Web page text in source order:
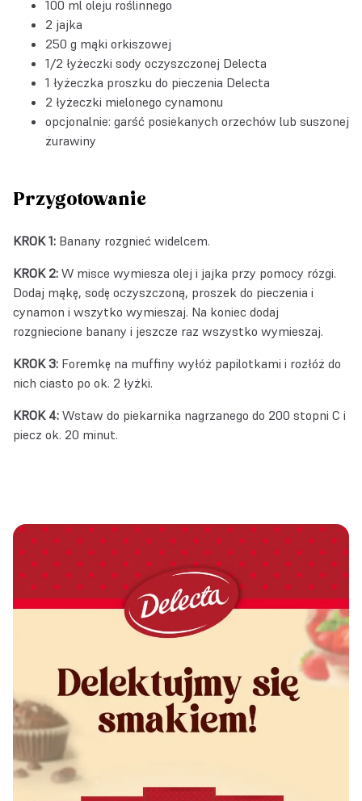
100 ml oleju roślinnego
2 jajka
250 g mąki orkiszowej
1/2 łyżeczki sody oczyszczonej Delecta
1 łyżeczka proszku do pieczenia Delecta
2 łyżeczki mielonego cynamonu
opcjonalnie: garść posiekanych orzechów lub suszonej
żurawiny
Przygotowanie
KROK 1: Banany rozgnieć widelcem.
KROK 2: W misce wymiesza olej i jajka przy pomocy rózgi.
Dodaj mąkę, sodę oczyszczoną, proszek do pieczenia i
cynamon i wszytko wymieszaj. Na koniec dodaj
rozgniecione banany i jeszcze raz wszystko wymieszaj.
KROK 3: Foremkę na muffiny wyłóż papilotkami i rozłóż do
nich ciasto po ok. 2 łyżki.
KROK 4: Wstaw do piekarnika nagrzanego do 200 stopni C i
piecz ok. 20 minut.